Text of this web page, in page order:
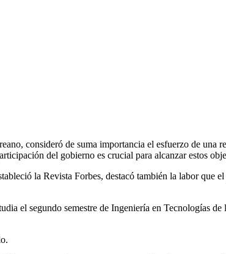
consideró de suma importancia el esfuerzo de una
del gobierno es crucial para alcanzar estos
la Revista Forbes, destacó también la labor que
el segundo semestre de Ingeniería en Tecnologías